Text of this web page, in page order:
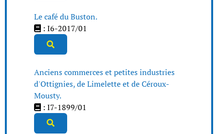
Le café du Buston.
: I6-2017/01
Anciens commerces et petites industries
d'Ottignies, de Limelette et de Céroux-
Mousty.
: I7-1899/01